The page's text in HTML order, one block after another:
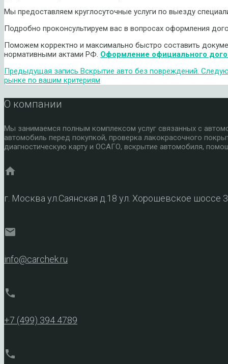
Мы предоставляем круглосуточные услуги по выезду
Подробно проконсультируем вас в вопросах оформления
Поможем корректно и максимально быстро составить
нормативными актами РФ. Оформление официального
Предыдущая запись Вскрытие авто без повреждений.
рынке по вашим критериям
О компании
Мы занимаемся полным комплексом услуг связанных с
автомобиль перед покупкой, проверка лакокрасочного
диагностическую карту и ОСАГО, вскрытие автомобиля,
home
г. Москва ул.Саянская д.18 ул. Хорошевское шоссе
mail
info@carchek.ru
phone
+7 (499) 394 4789
phone